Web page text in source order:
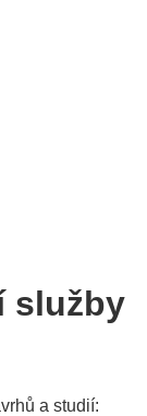
služby
a studií: